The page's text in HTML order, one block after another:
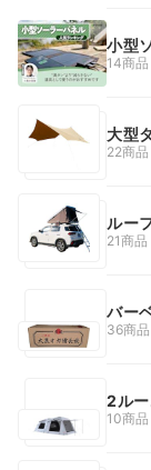
小型
14商品
大型
22商品
ルー
21商品
バー
36商品
2ル
10商品